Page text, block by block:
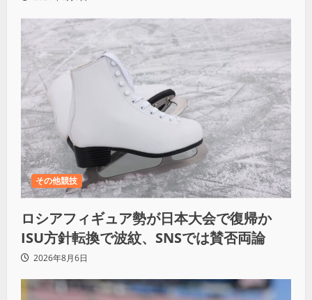
その他競技
ロシアフィギュア勢が日本大会で復帰か
ISU方針転換で波紋、SNSでは賛否両論
2026年8月6日